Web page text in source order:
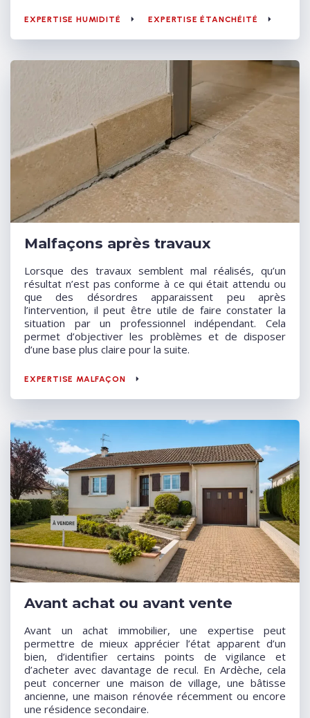
EXPERTISE HUMIDITÉ EXPERTISE ÉTANCHÉITÉ
Malfaçons après travaux
Lorsque des travaux semblent mal réalisés, qu’un
résultat n’est pas conforme à ce qui était attendu ou
que des désordres apparaissent peu après
l’intervention, il peut être utile de faire constater la
situation par un professionnel indépendant. Cela
permet d’objectiver les problèmes et de disposer
d’une base plus claire pour la suite.
EXPERTISE MALFAÇON
Avant achat ou avant vente
Avant un achat immobilier, une expertise peut
permettre de mieux apprécier l’état apparent d’un
bien, d’identifier certains points de vigilance et
d’acheter avec davantage de recul. En Ardèche, cela
peut concerner une maison de village, une bâtisse
ancienne, une maison rénovée récemment ou encore
une résidence secondaire.